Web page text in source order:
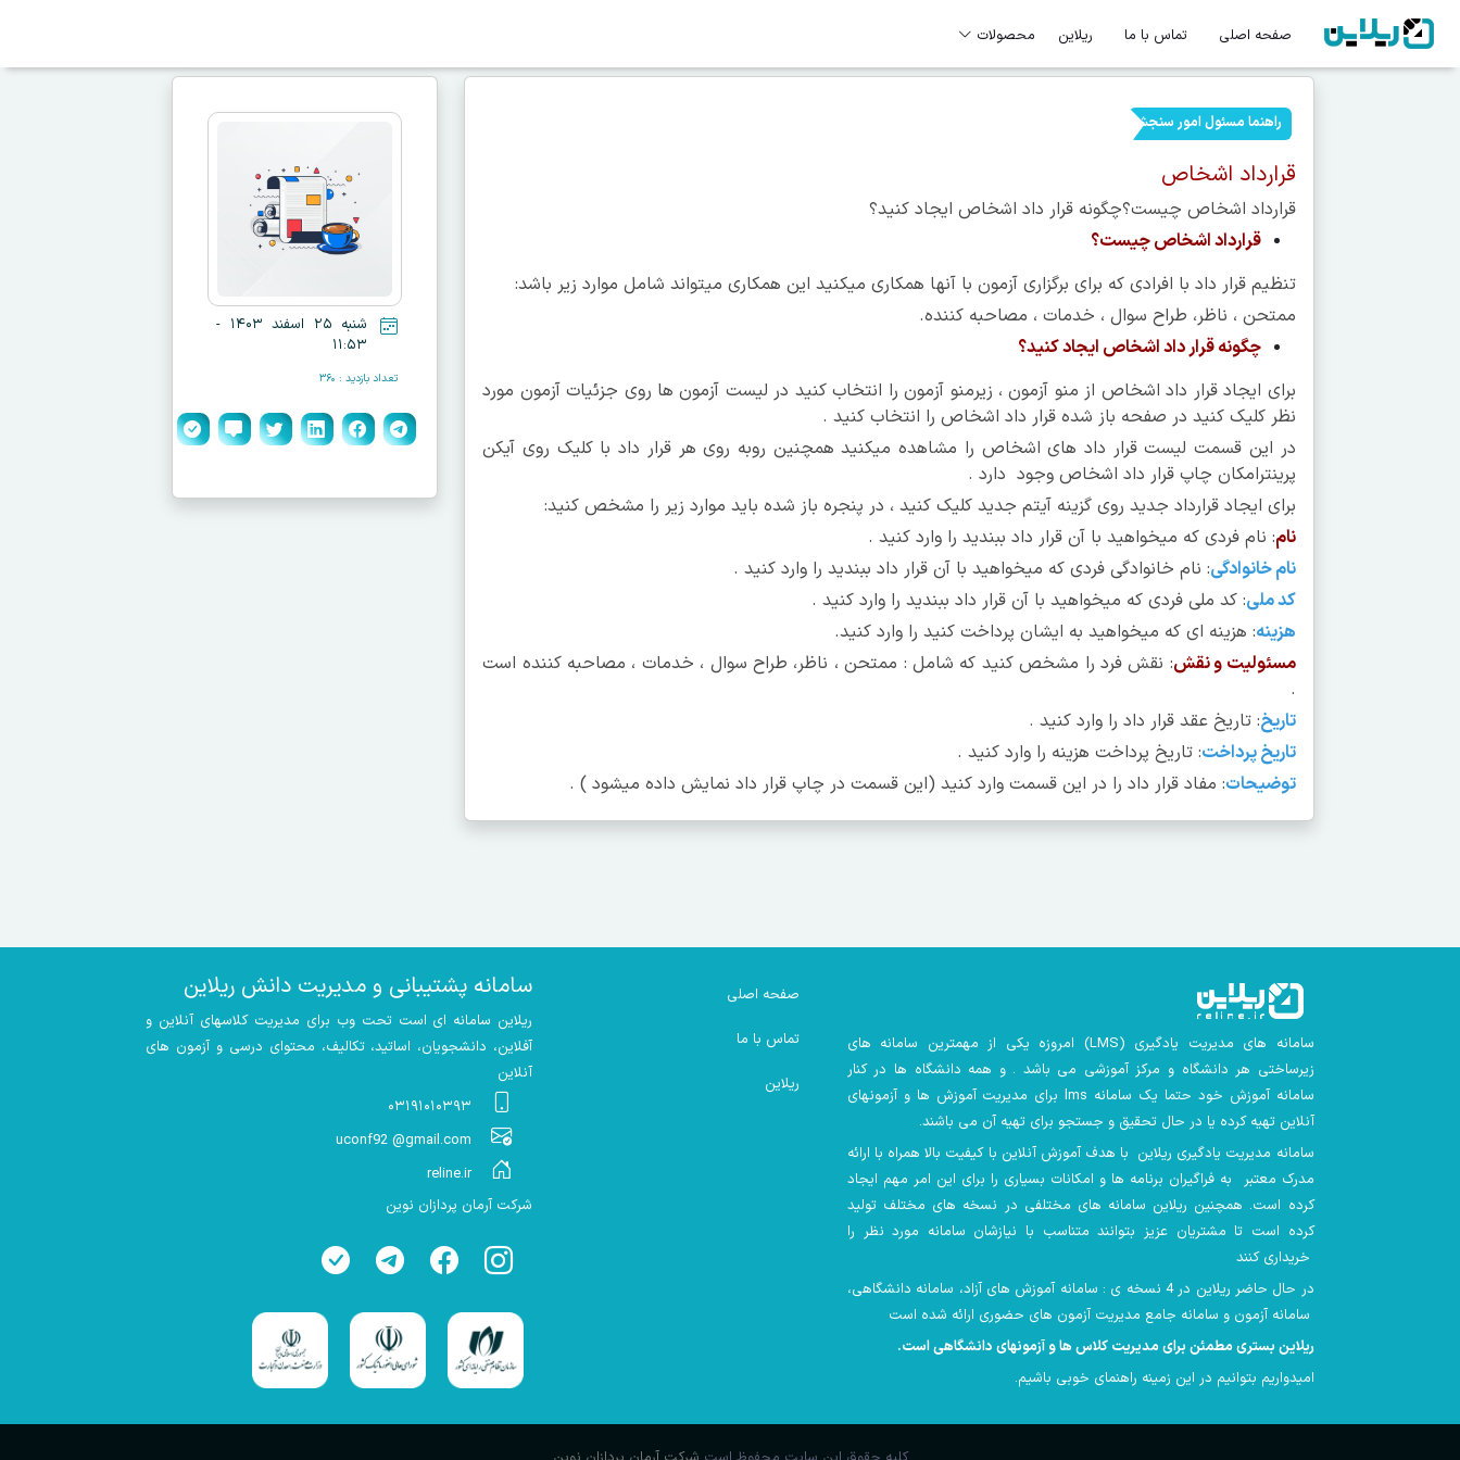
صفحه اصلی تماس با ما ریلاین محصولات
راهنما مسئول امور سنجش
قرارداد اشخاص
قرارداد اشخاص چیست؟چگونه قرار داد اشخاص ایجاد کنید؟
قرارداد اشخاص چیست؟
تنظیم قرار داد با افرادی که برای برگزاری آزمون با آنها همکاری میکنید این همکاری میتواند شامل موارد زیر باشد:
ممتحن ، ناظر، طراح سوال ، خدمات ، مصاحبه کننده.
چگونه قرار داد اشخاص ایجاد کنید؟
برای ایجاد قرار داد اشخاص از منو آزمون ، زیرمنو آزمون را انتخاب کنید در لیست آزمون ها روی جزئیات آزمون مورد
نظر کلیک کنید در صفحه باز شده قرار داد اشخاص را انتخاب کنید .
در این قسمت لیست قرار داد های اشخاص را مشاهده میکنید همچنین روبه روی هر قرار داد با کلیک روی آیکن
پرینترامکان چاپ قرار داد اشخاص وجود دارد .
برای ایجاد قرارداد جدید روی گزینه آیتم جدید کلیک کنید ، در پنجره باز شده باید موارد زیر را مشخص کنید:
نام: نام فردی که میخواهید با آن قرار داد ببندید را وارد کنید .
نام خانوادگی: نام خانوادگی فردی که میخواهید با آن قرار داد ببندید را وارد کنید .
کد ملی: کد ملی فردی که میخواهید با آن قرار داد ببندید را وارد کنید .
هزینه: هزینه ای که میخواهید به ایشان پرداخت کنید را وارد کنید.
مسئولیت و نقش: نقش فرد را مشخص کنید که شامل : ممتحن ، ناظر، طراح سوال ، خدمات ، مصاحبه کننده است
.
تاریخ: تاریخ عقد قرار داد را وارد کنید .
تاریخ پرداخت: تاریخ پرداخت هزینه را وارد کنید .
توضیحات: مفاد قرار داد را در این قسمت وارد کنید (این قسمت در چاپ قرار داد نمایش داده میشود ) .
شنبه ۲۵ اسفند ۱۴۰۳ -
۱۱:۵۳
تعداد بازدید : ۳۶۰
سامانه های مدیریت یادگیری (LMS) امروزه یکی از مهمترین سامانه های
زیرساختی هر دانشگاه و مرکز آموزشی می باشد . و همه دانشگاه ها در کنار
سامانه آموزش خود حتما یک سامانه lms
برای مدیریت آموزش ها و آزمونهای
آنلاین تهیه کرده یا در حال تحقیق و جستجو برای تهیه آن می باشند.
سامانه مدیریت یادگیری ریلاین با هدف آموزش آنلاین با کیفیت بالا همراه با ارائه
مدرک معتبر به فراگیران برنامه ها و امکانات بسیاری را برای این امر مهم ایجاد
کرده است. همچنین ریلاین سامانه های مختلفی در نسخه های مختلف تولید
کرده است تا مشتریان عزیز بتوانند متناسب با نیازشان سامانه مورد نظر را
در حال حاضر ریلاین در 4 نسخه ی : سامانه آموزش های آزاد، سامانه دانشگاهی،
ریلاین بستری مطمئن برای مدیریت کلاس ها و آزمونهای دانشگاهی است.
امیدواریم بتوانیم در این زمینه راهنمای خوبی باشیم.
صفحه اصلی
تماس با ما
ریلاین
سامانه پشتیبانی و مدیریت دانش ریلاین
ریلاین سامانه ای است تحت وب برای مدیریت کلاسهای آنلاین و
آفلاین، دانشجویان، اساتید، تکالیف، محتوای درسی و آزمون های
آنلاین
۰۳۱۹۱۰۱۰۳۹۳
uconf92 @gmail.com
reline.ir
شرکت آرمان پردازان نوین